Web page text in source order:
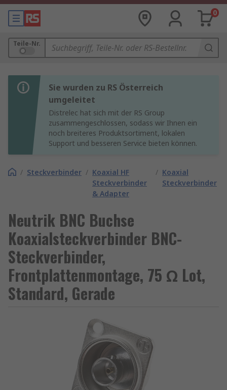
0
Teile-Nr.
Sie wurden zu RS Österreich
umgeleitet
Distrelec hat sich mit der RS Group
zusammengeschlossen, sodass wir Ihnen ein
noch breiteres Produktsortiment, lokalen
Support und besseren Service bieten können.
/ Steckverbinder / Koaxial HF
Steckverbinder
& Adapter
/ Koaxial
Steckverbinder
Neutrik BNC Buchse
Koaxialsteckverbinder BNC-
Steckverbinder,
Frontplattenmontage, 75 Ω Lot,
Standard, Gerade